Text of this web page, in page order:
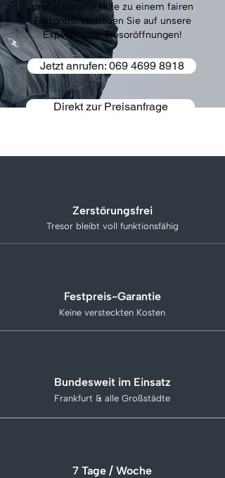
professionelle Hilfe zu einem fairen
Festpreis. Vertrauen Sie auf unsere
Expertise für Tresoröffnungen!
Jetzt anrufen: 069 4699 8918
Direkt zur Preisanfrage
Zerstörungsfrei
Tresor bleibt voll funktionsfähig
Festpreis-Garantie
Keine versteckten Kosten
Bundesweit im Einsatz
Frankfurt & alle Großstädte
7 Tage / Woche